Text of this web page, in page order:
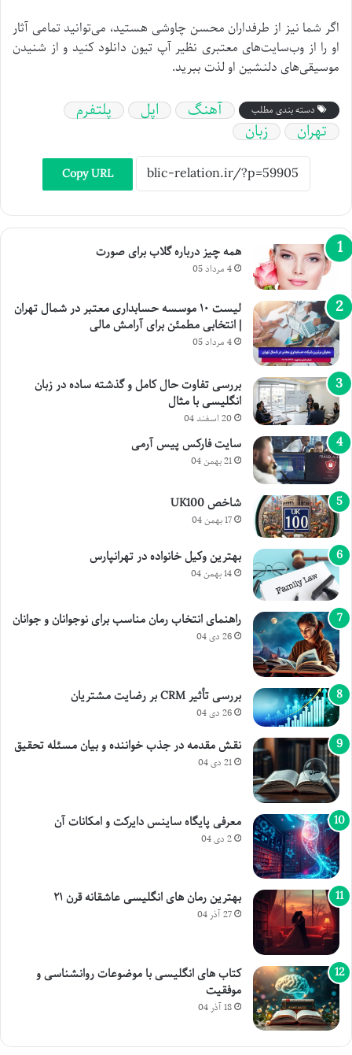
اگر شما نیز از طرفداران محسن چاوشی هستید، می‌توانید تمامی آثار
او را از وب‌سایت‌های معتبری نظیر آپ تیون دانلود کنید و از شنیدن
موسیقی‌های دلنشین او لذت ببرید.
دسته بندی مطلب آهنگ اپل
پلتفرم
تهران
زبان
Copy URL
همه چیز درباره گلاب برای صورت
4 مرداد 05
لیست ۱۰ موسسه حسابداری معتبر در شمال تهران
| انتخابی مطمئن برای آرامش مالی
4 مرداد 05
بررسی تفاوت حال کامل و گذشته ساده در زبان
انگلیسی با مثال
20 اسفند 04
سایت فارکس پیس آرمی
21 بهمن 04
شاخص UK100
17 بهمن 04
بهترین وکیل خانواده در تهرانپارس
14 بهمن 04
راهنمای انتخاب رمان مناسب برای نوجوانان و جوانان
26 دی 04
بررسی تأثیر CRM بر رضایت مشتریان
26 دی 04
نقش مقدمه در جذب خواننده و بیان مسئله تحقیق
21 دی 04
معرفی پایگاه ساینس دایرکت و امکانات آن
2 دی 04
بهترین رمان های انگلیسی عاشقانه قرن ۲۱
27 آذر 04
کتاب های انگلیسی با موضوعات روانشناسی و
موفقیت
18 آذر 04